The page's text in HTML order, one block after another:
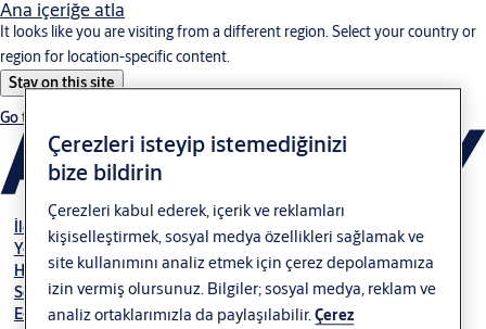
Ana içeriğe atla
It looks like you are visiting from a different region. Select your country or
region for location-specific content.
Stay on this site
Go to Ireland
İletişim
Yetkili Bayiler
Hakkımızda
Servis
E-Tahsilat
Çerezleri isteyip istemediğinizi
bize bildirin
Çerezleri kabul ederek, içerik ve reklamları
kişiselleştirmek, sosyal medya özellikleri sağlamak ve
site kullanımını analiz etmek için çerez depolamamıza
izin vermiş olursunuz. Bilgiler; sosyal medya, reklam ve
analiz ortaklarımızla da paylaşılabilir.Çerez